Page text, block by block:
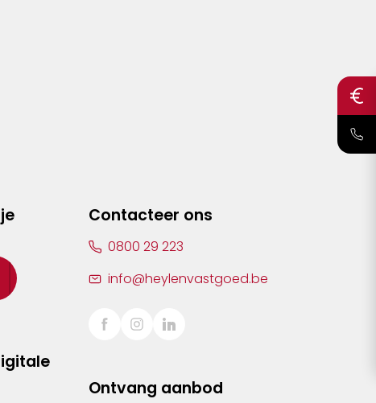
Contacteer ons
0800 29 223
info@heylenvastgoed.be
Ontvang aanbod